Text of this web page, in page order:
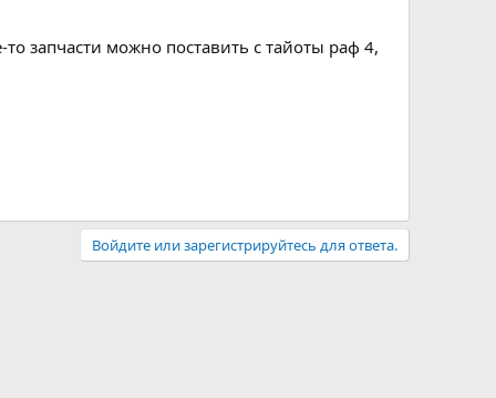
запчасти можно поставить с тайоты раф 4,
Войдите или зарегистрируйтесь для ответа.